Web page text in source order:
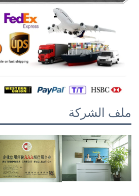
ملف الشركة